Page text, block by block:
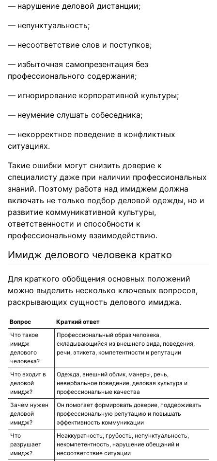
нарушение деловой дистанции;
непунктуальность;
несоответствие слов и поступков;
избыточная самопрезентация без
профессионального содержания;
игнорирование корпоративной культуры;
неумение слушать собеседника;
некорректное поведение в конфликтных
ситуациях.
Такие ошибки могут снизить доверие к
специалисту даже при наличии профессиональных
знаний. Поэтому работа над имиджем должна
включать не только подбор деловой одежды, но и
развитие коммуникативной культуры,
ответственности и способности к
профессиональному взаимодействию.
Имидж делового человека кратко
Для краткого обобщения основных положений
можно выделить несколько ключевых вопросов,
раскрывающих сущность делового имиджа.
Вопрос
Краткий ответ
Что такое
имидж
делового
человека?
Профессиональный образ человека,
складывающийся из внешнего вида, поведения,
речи, этикета, компетентности и репутации
Что входит в
деловой
имидж?
Одежда, внешний облик, манеры, речь,
невербальное поведение, деловая культура и
профессиональные качества
Зачем нужен
деловой
имидж?
Он помогает формировать доверие, поддерживать
профессиональную репутацию и повышать
эффективность коммуникации
Что
разрушает
имидж?
Неаккуратность, грубость, непунктуальность,
некомпетентность, нарушение обещаний и
несоответствие ситуации